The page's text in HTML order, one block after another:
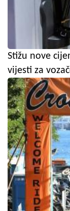
Stižu nove
vijesti za